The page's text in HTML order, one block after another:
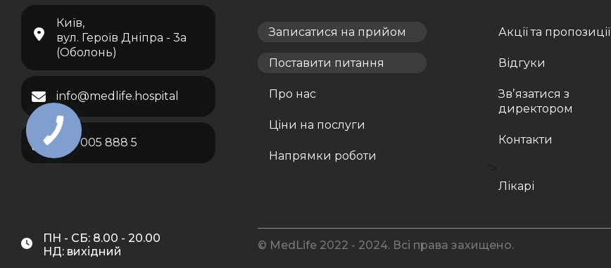
Київ,
вул. Героїв Дніпра - 3а
(Оболонь)
info@medlife.hospital
067 005 888 5
Записатися на прийом
Поставити питання
Про нас
Ціни на послуги
Напрямки роботи
Акції та пропозиції
Відгуки
Звʼязатися з
директором
Контакти
Лікарі
ПН - СБ: 8.00 - 20.00
НД: вихідний
© MedLife 2022 - 2024. Всі права захищено.